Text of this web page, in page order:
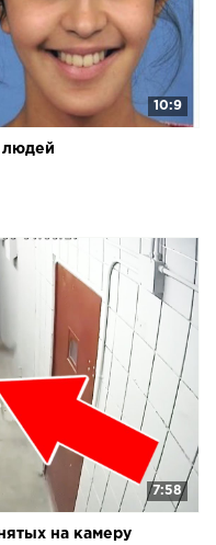
10:9
людей
7:58
на камеру